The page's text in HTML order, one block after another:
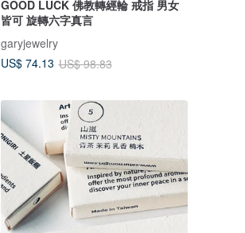
GOOD LUCK 佛教轉經輪 戒指 男女
皆可 旋轉六字真言
garyjewelry
US$ 74.13 US$ 98.83